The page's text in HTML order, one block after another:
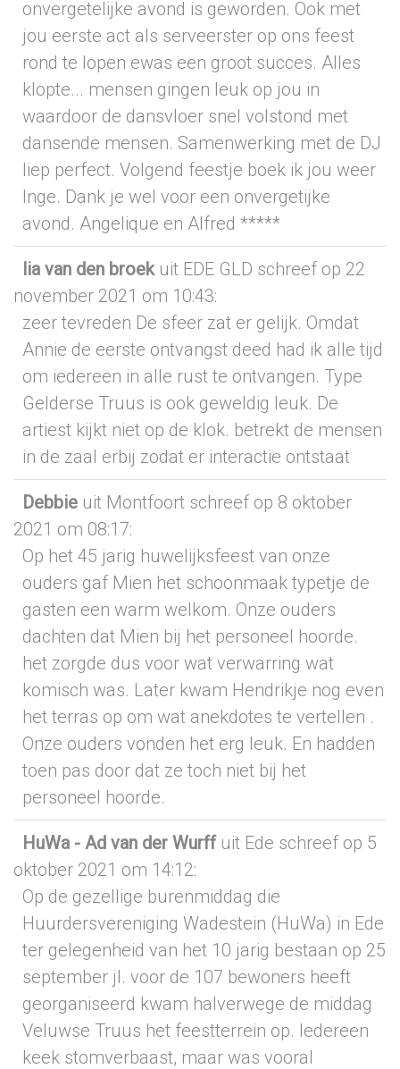
onvergetelijke avond is geworden. Ook met
jou eerste act als serveerster op ons feest
rond te lopen ewas een groot succes. Alles
klopte... mensen gingen leuk op jou in
waardoor de dansvloer snel volstond met
dansende mensen. Samenwerking met de DJ
liep perfect. Volgend feestje boek ik jou weer
Inge. Dank je wel voor een onvergetijke
avond. Angelique en Alfred *****
lia van den broek uit EDE GLD schreef op 22
november 2021 om 10:43:
zeer tevreden De sfeer zat er gelijk. Omdat
Annie de eerste ontvangst deed had ik alle tijd
om iedereen in alle rust te ontvangen. Type
Gelderse Truus is ook geweldig leuk. De
artiest kijkt niet op de klok. betrekt de mensen
in de zaal erbij zodat er interactie ontstaat
Debbie uit Montfoort schreef op 8 oktober
2021 om 08:17:
Op het 45 jarig huwelijksfeest van onze
ouders gaf Mien het schoonmaak typetje de
gasten een warm welkom. Onze ouders
dachten dat Mien bij het personeel hoorde.
het zorgde dus voor wat verwarring wat
komisch was. Later kwam Hendrikje nog even
het terras op om wat anekdotes te vertellen .
Onze ouders vonden het erg leuk. En hadden
toen pas door dat ze toch niet bij het
personeel hoorde.
HuWa - Ad van der Wurff uit Ede schreef op 5
oktober 2021 om 14:12:
Op de gezellige burenmiddag die
Huurdersvereniging Wadestein (HuWa) in Ede
ter gelegenheid van het 10 jarig bestaan op 25
september jl. voor de 107 bewoners heeft
georganiseerd kwam halverwege de middag
Veluwse Truus het feestterrein op. Iedereen
keek stomverbaast, maar was vooral